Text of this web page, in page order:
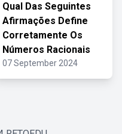
Qual Das Seguintes
Afirmações Define
Corretamente Os
Números Racionais
07 September 2024